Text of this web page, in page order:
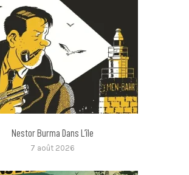
Nestor Burma Dans L’île
7 août 2026